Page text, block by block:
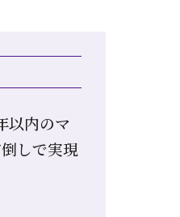
以内のマ
しで実現